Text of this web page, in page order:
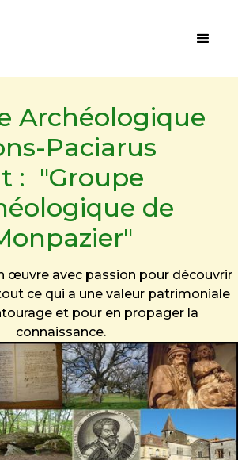
Archéologique
Paciarus
: "Groupe
de
œuvre avec passion pour découvrir
ce qui a une valeur patrimoniale
et pour en propager la
connaissance.